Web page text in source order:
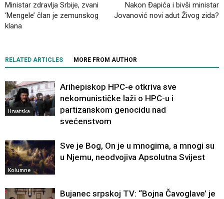
Ministar zdravlja Srbije, zvani
‘Mengele’ član je zemunskog
klana
Nakon Đapića i bivši ministar
Jovanović novi adut Živog zida?
RELATED ARTICLES MORE FROM AUTHOR
Hrvatska
Arihepiskop HPC-e otkriva sve
nekomunističke laži o HPC-u i
partizanskom genocidu nad
svećenstvom
Kolumne
Sve je Bog, On je u mnogima, a mnogi su
u Njemu, neodvojiva Apsolutna Svijest
Bujanec srpskoj TV: “Bojna Čavoglave’ je